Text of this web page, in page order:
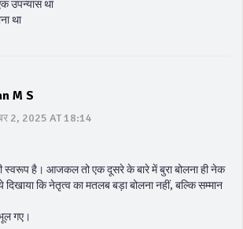
उपन्यास था
था
M S
2, 2025 AT 18:14
स्वरूप है। आजकल तो एक दूसरे के बारे में बुरा बोलना ही नेक
दिखाया कि नेतृत्व का मतलब बड़ा बोलना नहीं, बल्कि सम्मान
गए।